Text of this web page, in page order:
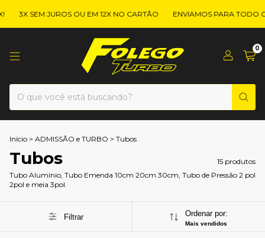
3X SEM JUROS OU EM 12X NO CARTÃO ENVIAMOS PARA TODO O
0
Início > ADMISSÃO e TURBO > Tubos
Tubos
15 produtos
Tubo Alumínio, Tubo Emenda 10cm 20cm 30cm, Tubo de Pressão 2 pol
2pol e meia 3pol.
Filtrar Ordenar por:
Mais vendidos